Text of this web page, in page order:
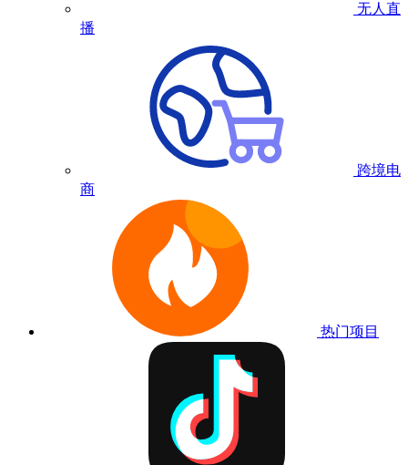
无人直
播
跨境电
商
热门项目